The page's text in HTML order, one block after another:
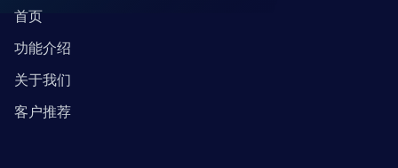
首页
功能介绍
关于我们
客户推荐